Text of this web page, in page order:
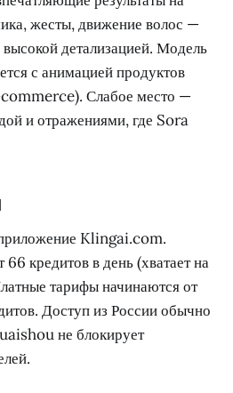
жесты, движение волос —
высокой детализацией. Модель
с анимацией продуктов
Слабое место —
и отражениями, где Sora
Klingai.com.
кредитов в день (хватает на
тарифы начинаются от
Доступ из России обычно
не блокирует